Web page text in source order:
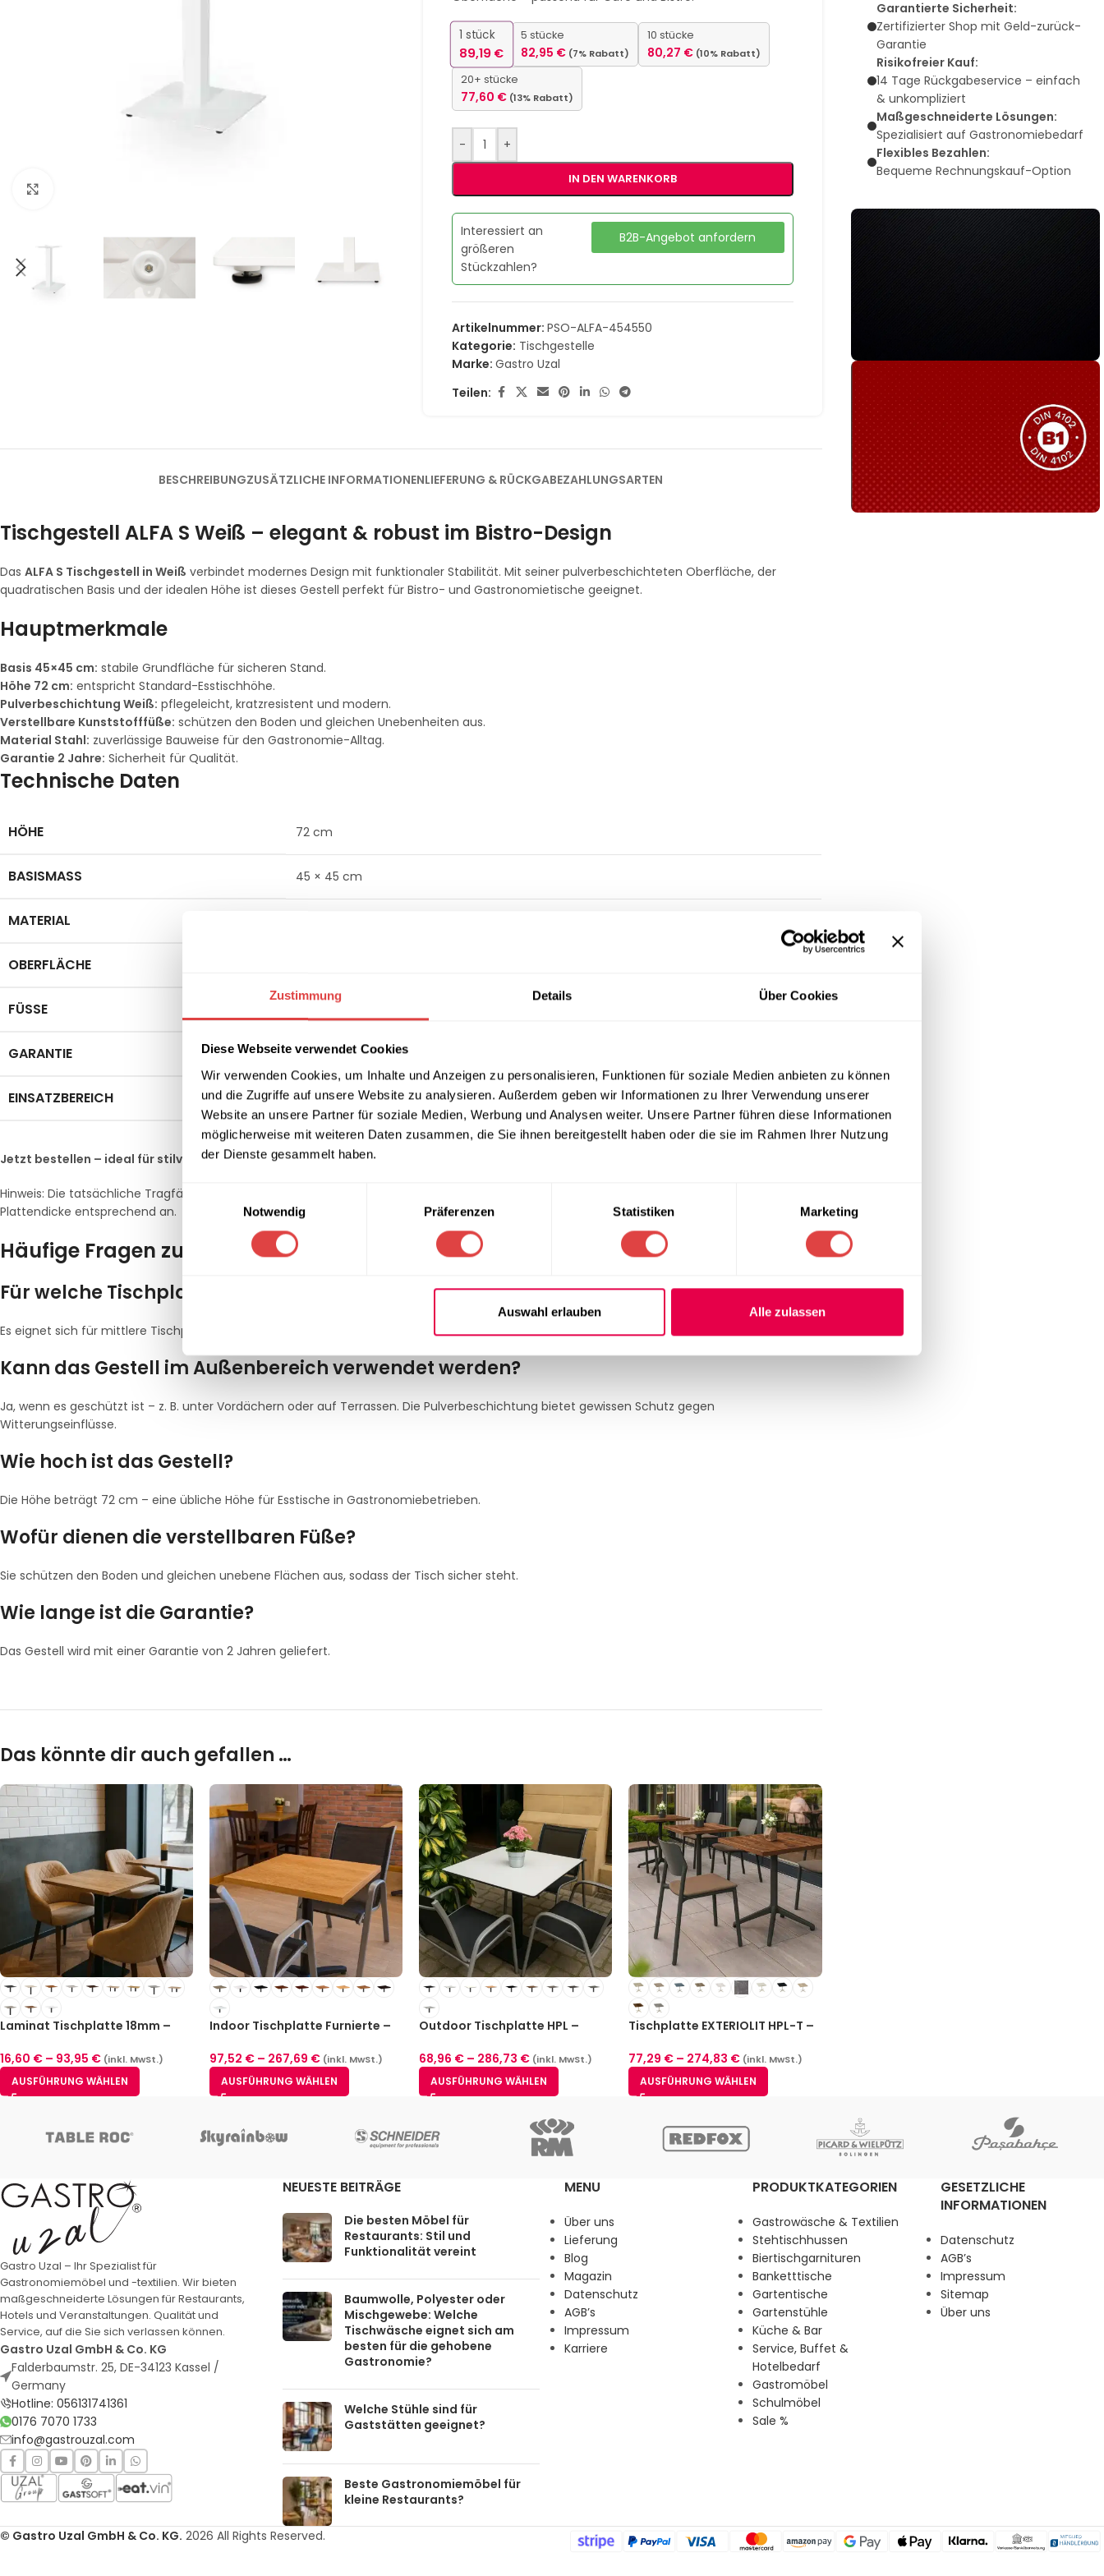
Zustimmung Details Über Cookies
Diese Webseite verwendet Cookies
Wir verwenden Cookies, um Inhalte und Anzeigen zu personalisieren, Funktionen für soziale Medien anbieten zu können
und die Zugriffe auf unsere Website zu analysieren. Außerdem geben wir Informationen zu Ihrer Verwendung unserer
Website an unsere Partner für soziale Medien, Werbung und Analysen weiter. Unsere Partner führen diese Informationen
möglicherweise mit weiteren Daten zusammen, die Sie ihnen bereitgestellt haben oder die sie im Rahmen Ihrer Nutzung
der Dienste gesammelt haben.
Einwilligungsauswahl
Notwendig
Präferenzen Statistiken Marketing
Auswahl erlauben Alle zulassen
1 stück
89,19€
5 stücke
82,95 € (7% Rabatt)
10 stücke
80,27 € (10% Rabatt)
20+ stücke
77,60 € (13% Rabatt)
- +
IN DEN WARENKORB
Interessiert an
größeren
Stückzahlen?
B2B-Angebot anfordern
Artikelnummer:PSO-ALFA-454550
Kategorie: Tischgestelle
Marke:Gastro Uzal
Teilen:
BESCHREIBUNGZUSÄTZLICHE INFORMATIONENLIEFERUNG & RÜCKGABEZAHLUNGSARTEN
Tischgestell ALFA S Weiß – elegant & robust im Bistro-Design
Das ALFA S Tischgestell in Weiß verbindet modernes Design mit funktionaler Stabilität. Mit seiner pulverbeschichteten Oberfläche, der
quadratischen Basis und der idealen Höhe ist dieses Gestell perfekt für Bistro- und Gastronomietische geeignet.
Hauptmerkmale
Basis 45×45 cm: stabile Grundfläche für sicheren Stand.
Höhe 72 cm: entspricht Standard-Esstischhöhe.
Pulverbeschichtung Weiß: pflegeleicht, kratzresistent und modern.
Verstellbare Kunststofffüße: schützen den Boden und gleichen Unebenheiten aus.
Material Stahl: zuverlässige Bauweise für den Gastronomie-Alltag.
Garantie 2 Jahre: Sicherheit für Qualität.
Technische Daten
HÖHE 72 cm
BASISMASS 45 × 45 cm
MATERIAL
OBERFLÄCHE
FÜSSE
GARANTIE 2 Jahre
EINSATZBEREICH Innen & überdachte Außenbereiche
Jetzt bestellen – ideal für stilvolle Bistro- & Cafétische!
Hinweis: Die tatsächliche Tragfähigkeit hängt von Tischplattenmaterial, Befestigung und Nutzung ab. Bitte passen Sie Montage und
Plattendicke entsprechend an.
Häufige Fragen zum ALFA S Tischgestell Weiß
Für welche Tischplatten ist dieses Gestell geeignet?
Es eignet sich für mittlere Tischplatten aus Laminat, HPL oder furniertem Material. Bei großen Platten auf Stabilität und Befestigung achten.
Kann das Gestell im Außenbereich verwendet werden?
Ja, wenn es geschützt ist – z. B. unter Vordächern oder auf Terrassen. Die Pulverbeschichtung bietet gewissen Schutz gegen
Witterungseinflüsse.
Wie hoch ist das Gestell?
Die Höhe beträgt 72 cm – eine übliche Höhe für Esstische in Gastronomiebetrieben.
Wofür dienen die verstellbaren Füße?
Sie schützen den Boden und gleichen unebene Flächen aus, sodass der Tisch sicher steht.
Wie lange ist die Garantie?
Das Gestell wird mit einer Garantie von 2 Jahren geliefert.
Das könnte dir auch gefallen …
Laminat Tischplatte 18mm –
16,60 € – 93,95 € (inkl. MwSt.)
AUSFÜHRUNG WÄHLEN
Indoor Tischplatte Furnierte –
97,52 € – 267,69 € (inkl. MwSt.)
AUSFÜHRUNG WÄHLEN
Outdoor Tischplatte HPL –
68,96 € – 286,73 € (inkl. MwSt.)
AUSFÜHRUNG WÄHLEN
Tischplatte EXTERIOLIT HPL-T –
77,29 € – 274,83 € (inkl. MwSt.)
AUSFÜHRUNG WÄHLEN
Garantierte Sicherheit:
Zertifizierter Shop mit Geld-zurück-
Garantie
Risikofreier Kauf:
14 Tage Rückgabeservice – einfach
& unkompliziert
Maßgeschneiderte Lösungen:
Spezialisiert auf Gastronomiebedarf
Flexibles Bezahlen:
Bequeme Rechnungskauf-Option
Sie haben nicht das passende
Produkt gefunden?
Wir helfen Ihnen gerne weiter!
Gastro Uzal – Ihr Spezialist für
Gastronomiemöbel und -textilien. Wir bieten
maßgeschneiderte Lösungen für Restaurants,
Hotels und Veranstaltungen. Qualität und
Service, auf die Sie sich verlassen können.
Gastro Uzal GmbH & Co. KG
Falderbaumstr. 25, DE-34123 Kassel /
Germany
Hotline: 056131741361
0176 7070 1733
info@gastrouzal.com
NEUESTE BEITRÄGE
Die besten Möbel für
Restaurants: Stil und
Funktionalität vereint
Baumwolle, Polyester oder
Mischgewebe: Welche
Tischwäsche eignet sich am
besten für die gehobene
Gastronomie?
Welche Stühle sind für
Gaststätten geeignet?
Beste Gastronomiemöbel für
kleine Restaurants?
MENU
Über uns
Lieferung
Blog
Magazin
Datenschutz
AGB’s
Impressum
Karriere
PRODUKTKATEGORIEN
Gastrowäsche & Textilien
Stehtischhussen
Biertischgarnituren
Banketttische
Gartentische
Gartenstühle
Küche & Bar
Service, Buffet &
Hotelbedarf
Gastromöbel
Schulmöbel
Sale %
GESETZLICHE
INFORMATIONEN
Datenschutz
AGB’s
Impressum
Sitemap
Über uns
© Gastro Uzal GmbH & Co. KG. 2026 All Rights Reserved.